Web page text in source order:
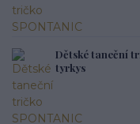
Dětské taneční
tyrkys